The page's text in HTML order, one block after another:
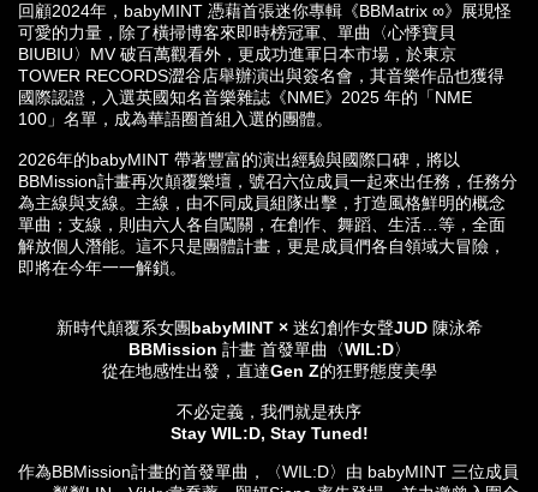
回顧2024年，babyMINT 憑藉首張迷你專輯《BBMatrix ∞》展現怪
可愛的力量，除了橫掃博客來即時榜冠軍、單曲〈心悸寶貝
BIUBIU〉MV 破百萬觀看外，更成功進軍日本市場，於東京
TOWER RECORDS澀谷店舉辦演出與簽名會，其音樂作品也獲得
國際認證，入選英國知名音樂雜誌《NME》2025 年的「NME
100」名單，成為華語圈首組入選的團體。
2026年的babyMINT 帶著豐富的演出經驗與國際口碑，將以
BBMission計畫再次顛覆樂壇，號召六位成員一起來出任務，任務分
為主線與支線。主線，由不同成員組隊出擊，打造風格鮮明的概念
單曲；支線，則由六人各自闖關，在創作、舞蹈、生活…等，全面
解放個人潛能。這不只是團體計畫，更是成員們各自領域大冒險，
即將在今年一一解鎖。
新時代顛覆系女團babyMINT × 迷幻創作女聲JUD 陳泳希
BBMission 計畫 首發單曲〈WIL:D〉
從在地感性出發，直達Gen Z的狂野態度美學
不必定義，我們就是秩序
Stay WIL:D, Stay Tuned!
作為BBMission計畫的首發單曲，〈WIL:D〉由 babyMINT 三位成員